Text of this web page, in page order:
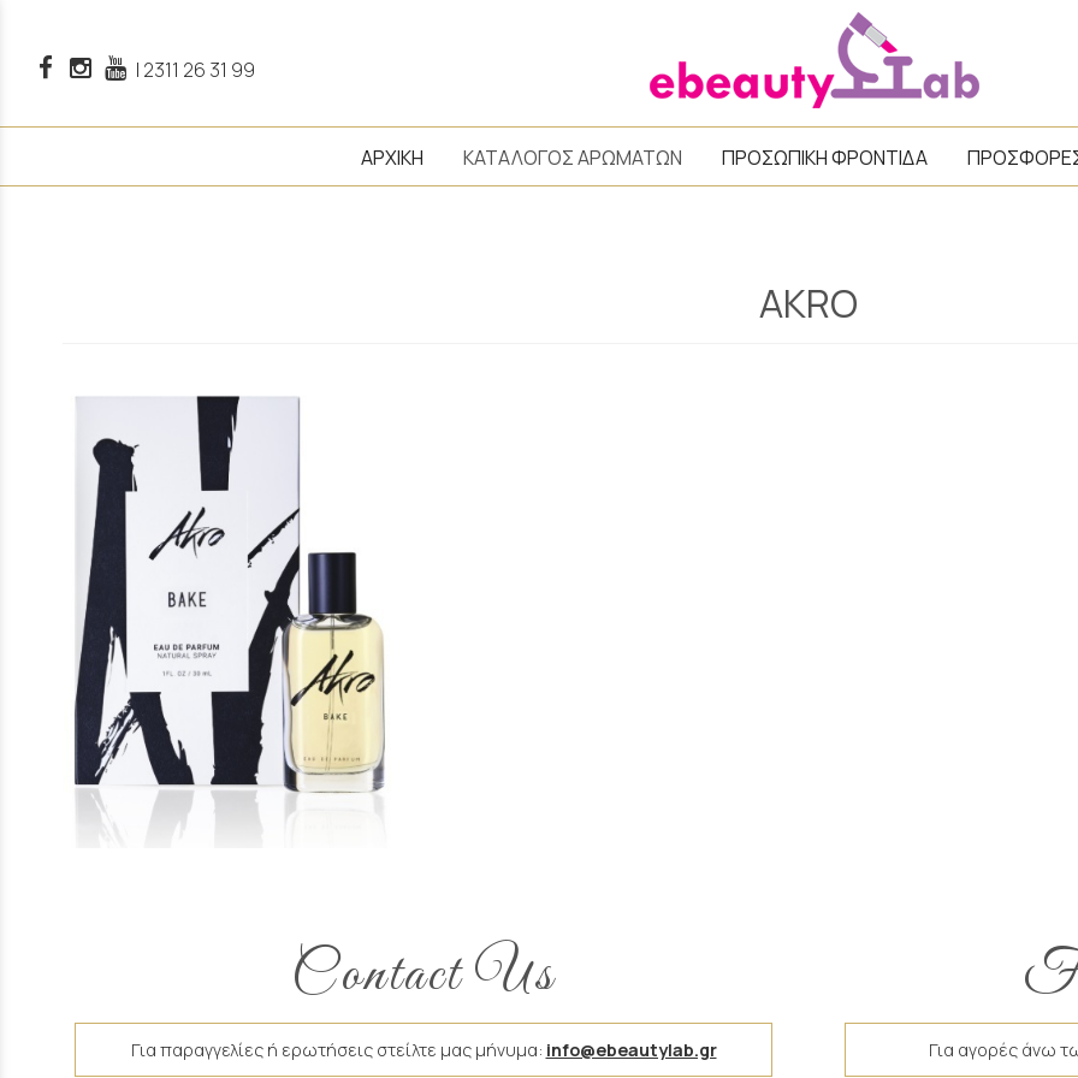
| 2311 26 31 99
ΑΡΧΙΚΗ ΚΑΤΑΛΟΓΟΣ ΑΡΩΜΑΤΩΝ ΠΡΟΣΩΠΙΚΗ ΦΡΟΝΤΙΔΑ
AKRO
Άρωμα Τύπου Bake Akro
16 €
Contact Us
Για παραγγελίες ή ερωτήσεις στείλτε μας μήνυμα: info@ebeautylab.gr Για αγορές άνω